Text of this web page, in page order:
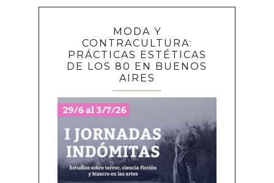
MODA Y
CONTRACULTURA:
PRÁCTICAS ESTÉTICAS
DE LOS 80 EN BUENOS
AIRES